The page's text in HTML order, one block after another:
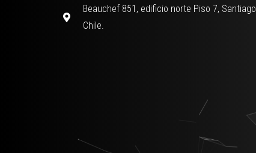
Beauchef 851, edificio norte Piso 7, Santiago
Chile.